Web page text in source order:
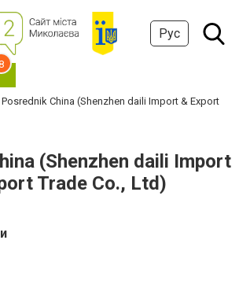
Рус
Posrednik China (Shenzhen daili Import & Export
(Shenzhen daili Import
Trade Co., Ltd)